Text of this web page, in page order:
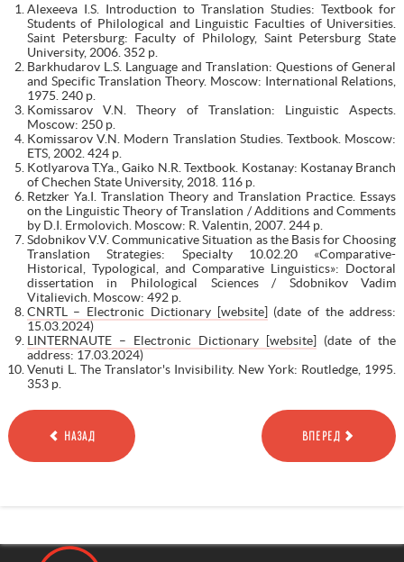
Alexeeva I.S. Introduction to Translation Studies: Textbook for
Students of Philological and Linguistic Faculties of Universities.
Saint Petersburg: Faculty of Philology, Saint Petersburg State
University, 2006. 352 p.
Barkhudarov L.S. Language and Translation: Questions of General
and Specific Translation Theory. Moscow: International Relations,
1975. 240 p.
Komissarov V.N. Theory of Translation: Linguistic Aspects.
Moscow: 250 p.
Komissarov V.N. Modern Translation Studies. Textbook. Moscow:
ETS, 2002. 424 p.
Kotlyarova T.Ya., Gaiko N.R. Textbook. Kostanay: Kostanay Branch
of Chechen State University, 2018. 116 p.
Retzker Ya.I. Translation Theory and Translation Practice. Essays
on the Linguistic Theory of Translation / Additions and Comments
by D.I. Ermolovich. Moscow: R. Valentin, 2007. 244 p.
Sdobnikov V.V. Communicative Situation as the Basis for Choosing
Translation Strategies: Specialty 10.02.20 «Comparative-
Historical, Typological, and Comparative Linguistics»: Doctoral
dissertation in Philological Sciences / Sdobnikov Vadim
Vitalievich. Moscow: 492 p.
CNRTL – Electronic Dictionary [website] (date of the address:
15.03.2024)
LINTERNAUTE – Electronic Dictionary [website] (date of the
address: 17.03.2024)
Venuti L. The Translator's Invisibility. New York: Routledge, 1995.
353 p.
НАЗАД ВПЕРЕД